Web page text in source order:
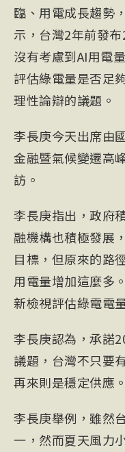
臨、用電成長趨勢
示，台灣2年前發
沒有考慮到AI用電
評估綠電量是否足
理性論辯的議題。
李長庚今天出席由
金融暨氣候變遷高
訪。
李長庚指出，政府
融機構也積極發展
目標，但原來的路
用電量增加這麼多
新檢視評估綠電電
李長庚認為，承諾
議題，台灣不只要
再來則是穩定供應。
李長庚舉例，雖然
一，然而夏天風力